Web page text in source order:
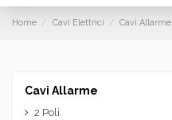
Home Cavi Elettrici Cavi Allarme
Cavi Allarme
2 Poli